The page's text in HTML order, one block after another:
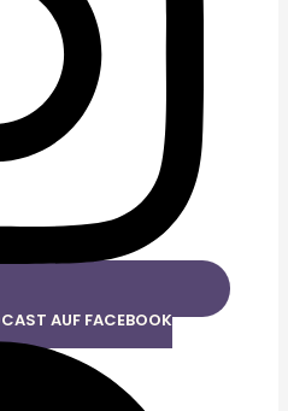
AUF FACEBOOK